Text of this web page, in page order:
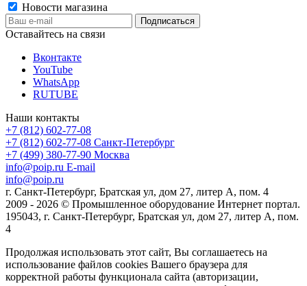
Новости магазина
Оставайтесь на связи
Вконтакте
YouTube
WhatsApp
RUTUBE
Наши контакты
+7 (812) 602-77-08
+7 (812) 602-77-08 Санкт-Петербург
+7 (499) 380-77-90 Москва
info@poip.ru E-mail
info@poip.ru
г. Санкт-Петербург, Братская ул, дом 27, литер А, пом. 4
2009 - 2026 © Промышленное оборудование Интернет портал.
195043, г. Санкт-Петербург, Братская ул, дом 27, литер А, пом.
4
Продолжая использовать этот сайт, Вы соглашаетесь на
использование файлов cookies Вашего браузера для
корректной работы функционала сайта (авторизации,